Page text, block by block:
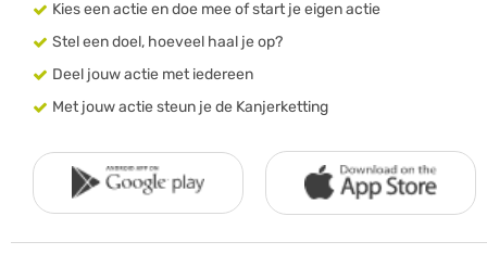
Kies een actie en doe mee of start je eigen actie
Stel een doel, hoeveel haal je op?
Deel jouw actie met iedereen
Met jouw actie steun je de Kanjerketting